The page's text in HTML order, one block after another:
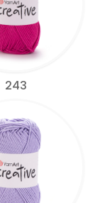
243